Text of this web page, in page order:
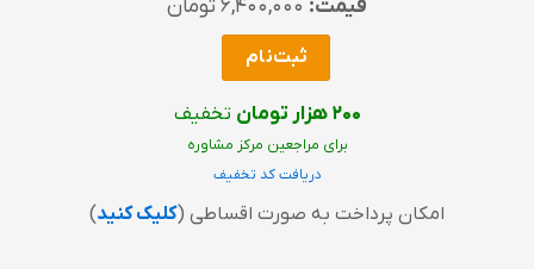
قیمت:
ثبت‌نام
۲۰۰ هزار تومان تخفیف
برای مراجعین مرکز مشاوره
دریافت کد تخفیف
امکان پرداخت به صورت اقساطی (کلیک کنید)